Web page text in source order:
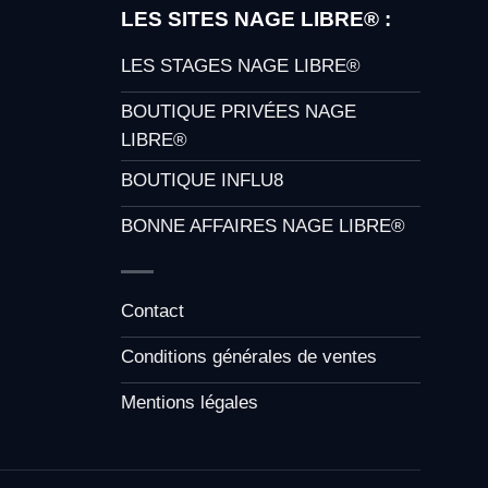
LES SITES NAGE LIBRE® :
LES STAGES NAGE LIBRE®
BOUTIQUE PRIVÉES NAGE
LIBRE®
BOUTIQUE INFLU8
BONNE AFFAIRES NAGE LIBRE®
Contact
Conditions générales de ventes
Mentions légales